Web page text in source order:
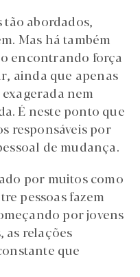
tão abordados,
Mas há também
encontrando força
ainda que apenas
nem
É neste ponto que
responsáveis por
de mudança.
por muitos como
pessoas fazem
por jovens
as relações
que